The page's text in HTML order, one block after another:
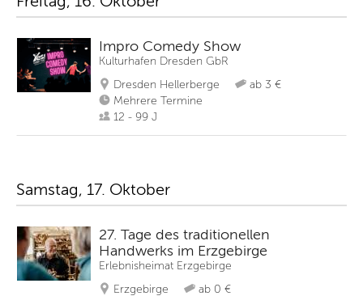
Impro Comedy Show
Kulturhafen Dresden GbR
Dresden Hellerberge
ab 3 €
Mehrere Termine
12 - 99 J
Samstag, 17. Oktober
27. Tage des traditionellen
Handwerks im Erzgebirge
Erlebnisheimat Erzgebirge
Erzgebirge
ab 0 €